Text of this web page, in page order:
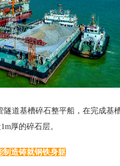
道基槽碎石整平船，在完成基
厚的碎石层。
制造铸就钢铁身躯